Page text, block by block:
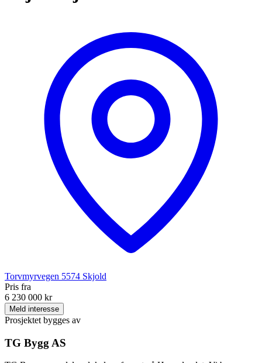
Torvmyrvegen 5574 Skjold
Pris fra
6 230 000 kr
Meld interesse
Prosjektet bygges av
TG Bygg AS